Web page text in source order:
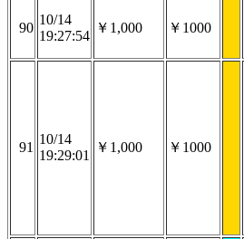
90
10/14
19:27:54
￥1,000 ￥1000
91
10/14
19:29:01
￥1,000 ￥1000